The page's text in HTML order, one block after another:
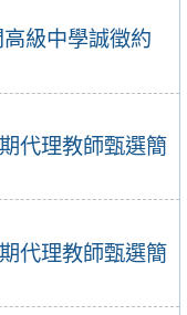
級中學誠徵約
代理教師甄選簡
代理教師甄選簡